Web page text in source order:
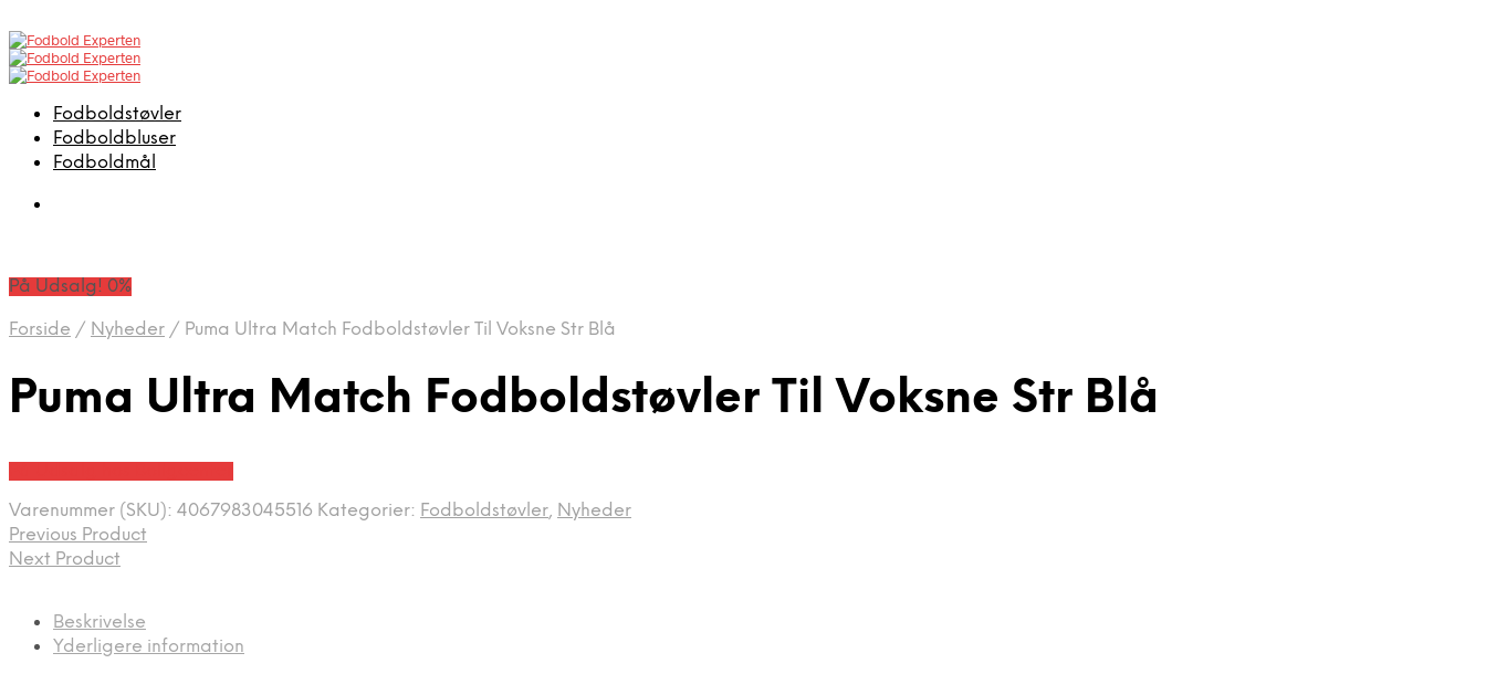
Fodboldstøvler
Fodboldbluser
Fodboldmål
På Udsalg! 0%
Forside / Nyheder / Puma Ultra Match Fodboldstøvler Til Voksne Str Blå
Puma Ultra Match Fodboldstøvler Til Voksne Str Blå
Varenummer (SKU): 4067983045516 Kategorier: Fodboldstøvler, Nyheder
Previous Product
Next Product
Beskrivelse
Yderligere information